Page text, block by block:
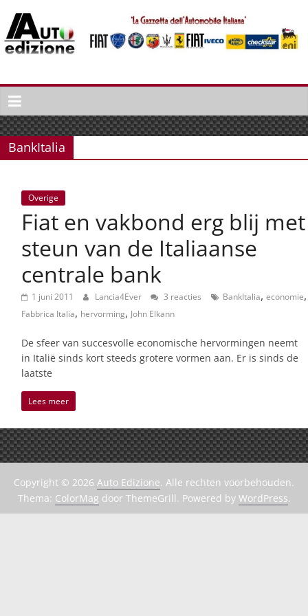
naar
inhoud
Auto
Edizione
La
Gazetta
dell'Automobile
Italiaans
autonieuws
lifestyle
BankItalia
Overige
Fiat en vakbond erg blij met
steun van de Italiaanse
centrale bank
1 juni 2011 Lancia4Ever 3 reacties BankItalia, economie,
Fabbrica Italia, hervorming, John Elkann
De sfeer van succesvolle economische hervormingen neemt
in Italië sinds kort steeds grotere vormen aan. Er is sinds de
laatste
Lees meer
Copyright © 2026 Auto Edizione. Alle rechten voorbehouden.
Thema: ColorMag door ThemeGrill. Powered by WordPress.